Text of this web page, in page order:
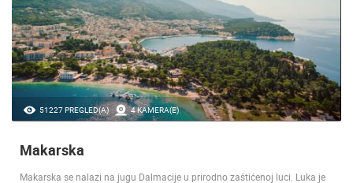
51227 PREGLED(A) 4 KAMERA(E)
Makarska
Makarska se nalazi na jugu Dalmacije u prirodno zaštićenoj luci. Luka je